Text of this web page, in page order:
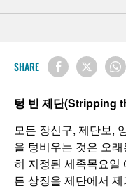
SHARE
텅 빈 제단(Stripping
모든 장신구, 제단보,
을 텅비우는 것은 오
히 지정된 세족목요일
든 상징을 제단에서